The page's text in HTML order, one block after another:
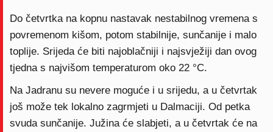
Do četvrtka na kopnu nastavak nestabilnog vremena s
povremenom kišom, potom stabilnije, sunčanije i malo
toplije. Srijeda će biti najoblačniji i najsvježiji dan ovog
tjedna s najvišom temperaturom oko 22 °C.
Na Jadranu su nevere moguće i u srijedu, a u četvrtak
još može tek lokalno zagrmjeti u Dalmaciji. Od petka
svuda sunčanije. Južina će slabjeti, a u četvrtak će na